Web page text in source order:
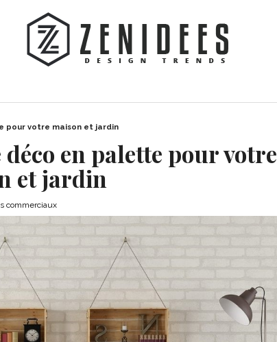
pour votre maison et jardin
en palette pour votre
et jardin
commerciaux